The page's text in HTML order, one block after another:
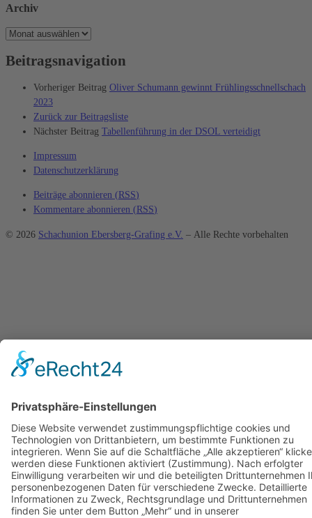
Archiv
Archiv
Beitragsnavigation
Vorheriger Beitrag Oliver Schumann gewinnt Frühlingsschnellschach
2023
Zurück zur Beitragsliste
Nächster Beitrag Tabellenführung in der DSOL verteidigt
Impressum
Datenschutzerklärung
Beiträge abonnieren (RSS)
Kommentare abonnieren (RSS)
© 2026 Schachunion Ebersberg-Grafing e.V. – Alle Rechte vorbehalten